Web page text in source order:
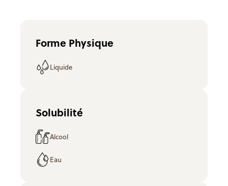
Forme Physique
Liquide
Solubilité
Alcool
Eau